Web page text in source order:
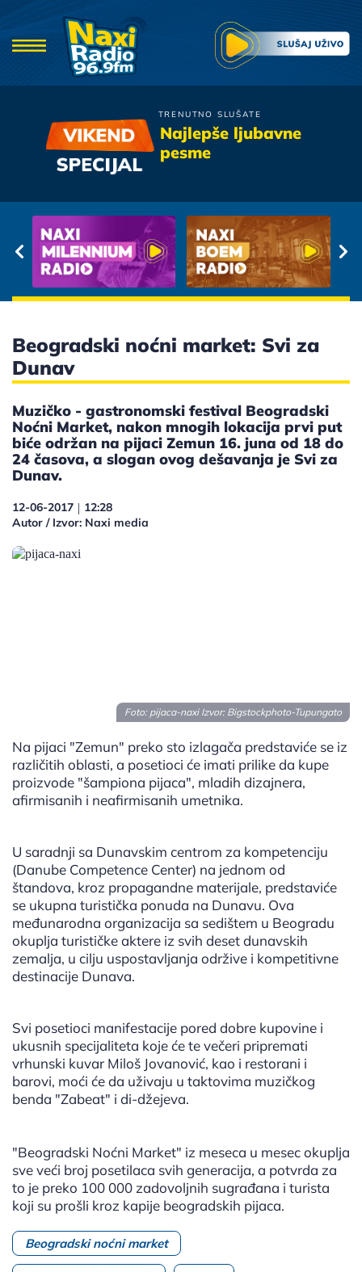
TRENUTNO SLUŠATE
Najlepše ljubavne
pesme
Boris Novkovic
Prodala Me Ti
Beogradski noćni market: Svi za
Dunav
Muzičko - gastronomski festival Beogradski
Noćni Market, nakon mnogih lokacija prvi put
biće održan na pijaci Zemun 16. juna od 18 do
24 časova, a slogan ovog dešavanja je Svi za
Dunav.
12-06-2017 | 12:28
Autor / Izvor: Naxi media
Foto: pijaca-naxi Izvor: Bigstockphoto-Tupungato
Na pijaci "Zemun" preko sto izlagača predstaviće se iz
različitih oblasti, a posetioci će imati prilike da kupe
proizvode "šampiona pijaca", mladih dizajnera,
afirmisanih i neafirmisanih umetnika.
U saradnji sa Dunavskim centrom za kompetenciju
(Danube Competence Center) na jednom od
štandova, kroz propagandne materijale, predstaviće
se ukupna turistička ponuda na Dunavu. Ova
međunarodna organizacija sa sedištem u Beogradu
okuplja turističke aktere iz svih deset dunavskih
zemalja, u cilju uspostavljanja održive i kompetitivne
destinacije Dunava.
Svi posetioci manifestacije pored dobre kupovine i
ukusnih specijaliteta koje će te večeri pripremati
vrhunski kuvar Miloš Jovanović, kao i restorani i
barovi, moći će da uživaju u taktovima muzičkog
benda "Zabeat" i di-džejeva.
"Beogradski Noćni Market" iz meseca u mesec okuplja
sve veći broj posetilaca svih generacija, a potvrda za
to je preko 100 000 zadovoljnih sugrađana i turista
koji su prošli kroz kapije beogradskih pijaca.
Beogradski noćni market